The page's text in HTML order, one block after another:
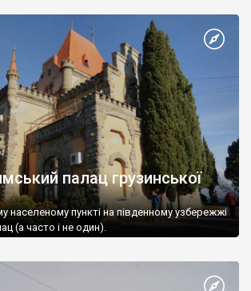
палац грузинської
населеному пункті на південному узбережжі
(а часто і не один).